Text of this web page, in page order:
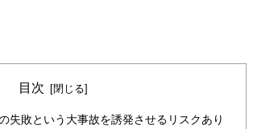
目次
失敗という大事故を誘発させるリスクあり